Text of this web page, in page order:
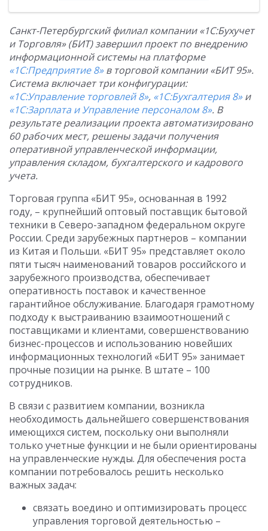
Санкт-Петербургский филиал компании «1С:Бухучет
и Торговля» (БИТ)завершил проект по внедрению
информационной системы на платформе
«1С:Предприятие 8»в торговой компании «БИТ 95».
Система включает три конфигурации:
«1С:Управление торговлей 8», «1С:Бухгалтерия 8»и
«1С:Зарплата и Управление персоналом 8». В
результате реализации проекта автоматизировано
60 рабочих мест, решены задачи получения
оперативной управленческой информации,
управления складом, бухгалтерского и кадрового
учета.
Торговая группа «БИТ 95», основанная в 1992
году, – крупнейший оптовый поставщик бытовой
техники в Северо-западном федеральном округе
России. Среди зарубежных партнеров – компании
из Китая и Польши. «БИТ 95» представляет около
пяти тысяч наименований товаров российского и
зарубежного производства, обеспечивает
оперативность поставок и качественное
гарантийное обслуживание. Благодаря грамотному
подходу к выстраиванию взаимоотношений с
поставщиками и клиентами, совершенствованию
бизнес-процессов и использованию новейших
информационных технологий «БИТ 95» занимает
прочные позиции на рынке. В штате – 100
сотрудников.
В связи с развитием компании, возникла
необходимость дальнейшего совершенствования
имеющихся систем, поскольку они выполняли
только учетные функции и не были ориентированы
на управленческие нужды. Для обеспечения роста
компании потребовалось решить несколько
важных задач:
связать воедино и оптимизировать процесс
управления торговой деятельностью –